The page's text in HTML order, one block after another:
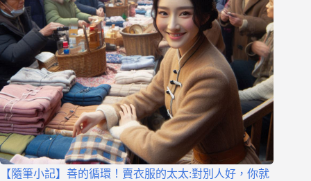
【隨筆小記】善的循環！賣衣服的太太:對別人好，你就